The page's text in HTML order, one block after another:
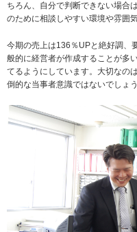
ちろん、自分で判断できない場合
のために相談しやすい環境や雰囲
今期の売上は136％UPと絶好調、
般的に経営者が作成することが多
てるようにしています。大切なの
倒的な当事者意識ではないでしょう